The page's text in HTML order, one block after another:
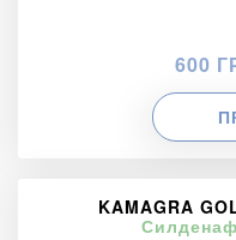
600
KAMAGRA